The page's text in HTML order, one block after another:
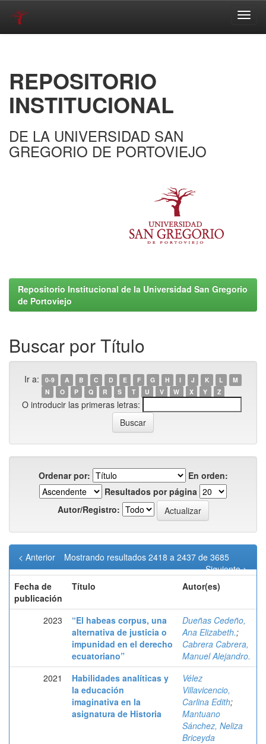
REPOSITORIO
INSTITUCIONAL
DE LA UNIVERSIDAD SAN
GREGORIO DE PORTOVIEJO
Repositorio Institucional de la Universidad San Gregorio
de Portoviejo
Buscar por Título
Ir a: 0-9 A B C D E F G H I J K L
M
N
O P Q R S T U V W X Y Z
O introducir las primeras letras:
Ordenar por:
En orden:
Resultados por página
Autor/Registro:
Mostrando resultados 2418 a 2437 de 3685
< Anterior
Siguiente >
Fecha de
publicación
Título Autor(es)
2023
“El habeas corpus, una
alternativa de justicia o
impunidad en el derecho
ecuatoriano”
Dueñas Cedeño,
Ana Elizabeth.;
Cabrera Cabrera,
Manuel Alejandro.
2021
Habilidades analíticas y
la educación
imaginativa en la
asignatura de Historia
Vélez
Villavicencio,
Carlina Edith;
Mantuano
Sánchez, Neliza
Briceyda